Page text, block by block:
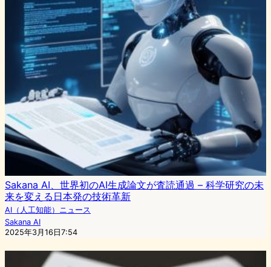
Sakana AI、世界初のAI生成論文が査読通過 – 科学研究の未
来を変える日本発の技術革新
AI（人工知能）ニュース
Sakana AI
2025年3月16日7:54